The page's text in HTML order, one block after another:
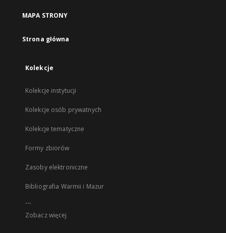
MAPA STRONY
Strona główna
Kolekcje
Kolekcje instytucji
Kolekcje osób prywatnych
Kolekcje tematyczne
Formy zbiorów
Zasoby elektroniczne
Bibliografia Warmii i Mazur
...
Zobacz więcej